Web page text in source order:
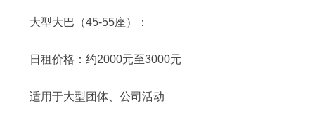
大型大巴（45-55座）：
日租价格：约2000元至3000元
适用于大型团体、公司活动